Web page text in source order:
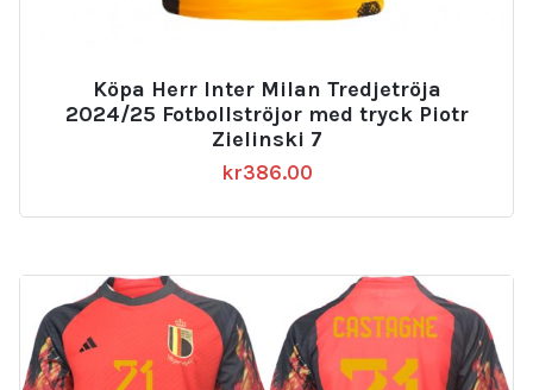
Köpa Herr Inter Milan Tredjetröja
2024/25 Fotbollströjor med tryck Piotr
Zielinski 7
kr386.00